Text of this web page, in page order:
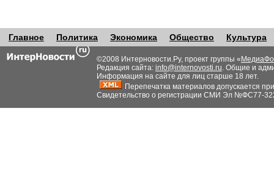
Главное Политика Экономика Общество Культура
©2008 Интерновости.Ру, проект группы «
Редакция сайта: info@internovosti.ru. Общие и
Информация на сайте для лиц старше 18 лет.
Перепечатка материалов допускается
Свидетельство о регистрации СМИ Эл №ФС77-